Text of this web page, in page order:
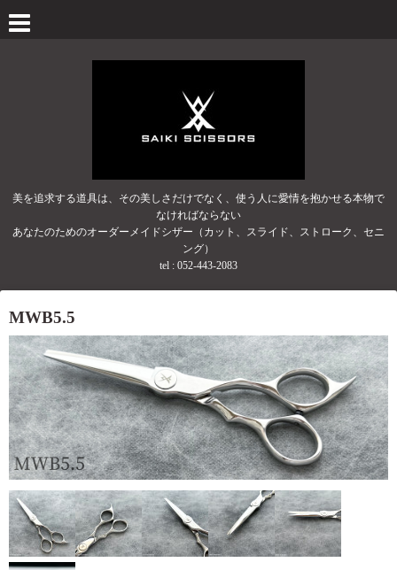
美を追求する道具は、その美しさだけでなく、使う人に愛情を抱かせる本物で
なければならない
あなたのためのオーダーメイドシザー（カット、スライド、ストローク、セニ
ング）
tel : 052-443-2083
MWB5.5